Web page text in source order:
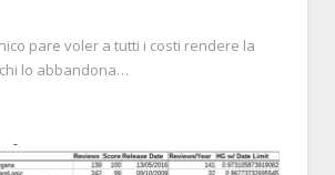
pare voler a tutti i costi rendere la
lo abbandona…